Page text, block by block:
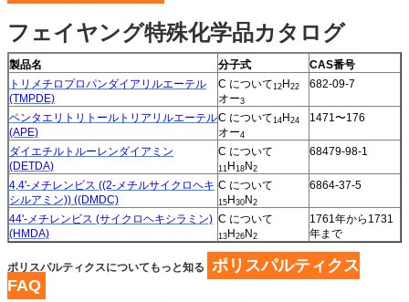
フェイヤング特殊化学品カタログ
製品名 分子式
CAS番号
トリメチロプロパンダイアリルエーテル
(TMPDE)
C について12H22
オー3
682-09-7
ペンタエリトリトールトリアリルエーテル
(APE)
C について14H24
オー4
1471〜176
ダイエチルトルーレンダイアミン
(DETDA)
C について
11H18N2
68479-98-1
4,4'-メチレンビス ((2-メチルサイクロヘキ
シルアミン)) ((DMDC)
C について
15H30N2
6864-37-5
44'-メチレンビス (サイクロヘキシラミン)
(HMDA)
C について
13H26N2
1761年から1731
年まで
ポリスパルティクスについてもっと知る
ポリスパルティクス
FAQ